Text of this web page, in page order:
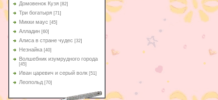
Домовенок Кузя [82]
Три богатыря [71]
Микки маус [45]
Алладин [60]
Aлиса в стране чудес [32]
Незнайка [40]
Волшебник изумрудного города
[45]
Иван царевич и серый волк [51]
Леопольд [70]